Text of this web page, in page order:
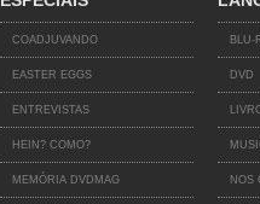
COADJUVANDO
EASTER EGGS
ENTREVISTAS
HEIN? COMO?
MEMÓRIA DVDMAG
BLU-
DVD
NOS